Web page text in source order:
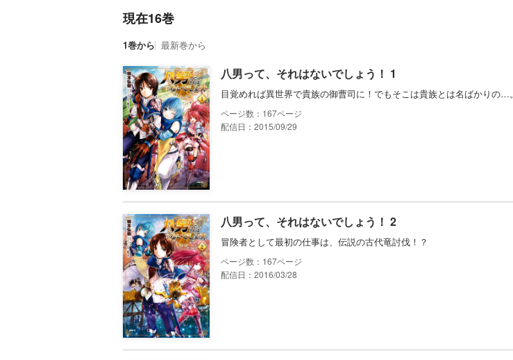
現在16巻
1巻から 最新巻から
八男って、それはないでしょう！ 1
目覚めれば異世界で貴族の御曹司に！でもそこは貴族とは名ばかりの…。
167
配信日：2015/09/29
八男って、それはないでしょう！ 2
冒険者として最初の仕事は、伝説の古代竜討伐！？
167
配信日：2016/03/28